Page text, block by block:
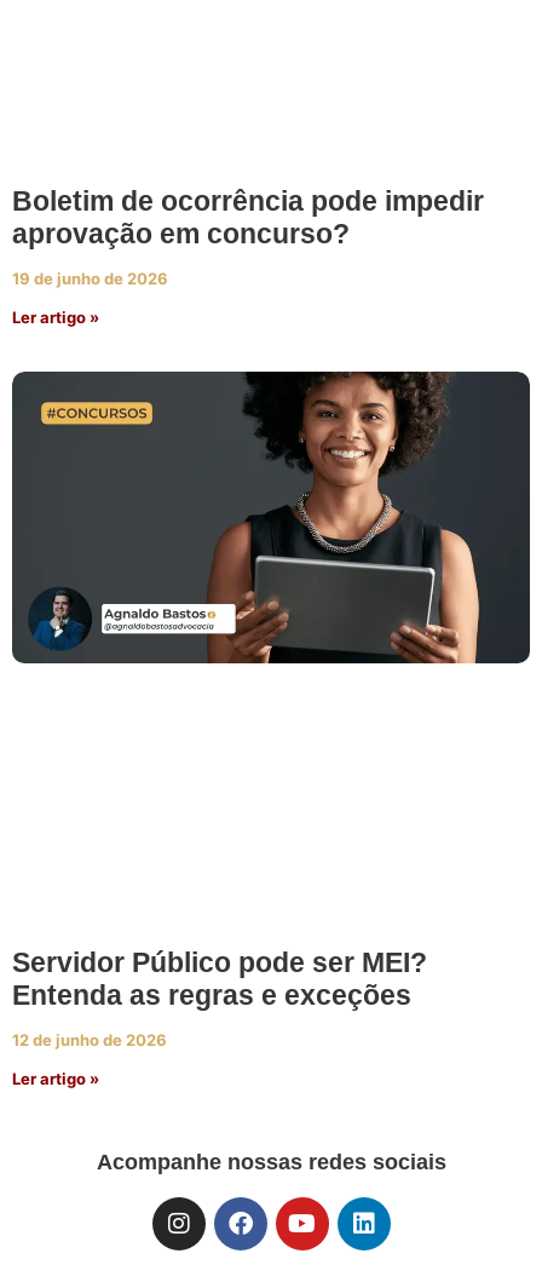
Boletim de ocorrência pode impedir
aprovação em concurso?
19 de junho de 2026
Ler artigo »
Servidor Público pode ser MEI?
Entenda as regras e exceções
12 de junho de 2026
Ler artigo »
Acompanhe nossas redes sociais